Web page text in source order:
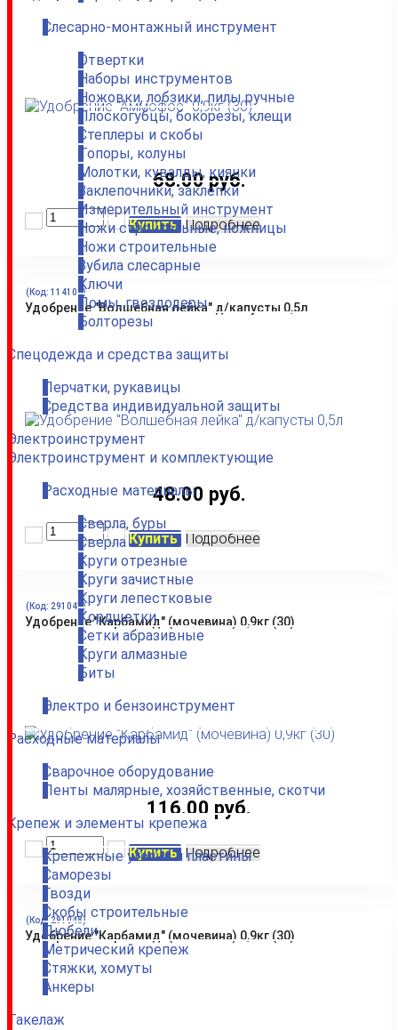
Слесарно-монтажный инструмент
Отвертки
Наборы инструментов
Ножовки, лобзики, пилы ручные
Плоскогубцы, бокорезы, клещи
Степлеры и скобы
Топоры, колуны
Молотки, кувалды, киянки
Заклепочники, заклепки
Измерительный инструмент
Ножи строительные, ножницы
Ножи строительные
Зубила слесарные
Ключи
Ломы, гвоздодеры
Болторезы
Спецодежда и средства защиты
Перчатки, рукавицы
Средства индивидуальной защиты
Электроинструмент
Электроинструмент и комплектующие
Расходные материалы
Сверла, буры
Сверла
Круги отрезные
Круги зачистные
Круги лепестковые
Кордщетки
Сетки абразивные
Круги алмазные
Биты
Электро и бензоинструмент
Расходные материалы
Сварочное оборудование
Ленты малярные, хозяйственные, скотчи
Крепеж и элементы крепежа
Крепежные уголки и пластины
Саморезы
Гвозди
Скобы строительные
Дюбели
Метрический крепеж
Стяжки, хомуты
Анкеры
Такелаж
68.00 руб.
Купить Подробнее
Удобрение "Волшебная лейка" д/капусты 0,5л
(Код: 114106)
48.00 руб.
Купить Подробнее
Удобрение "Карбамид" (мочевина) 0,9кг (30)
(Код: 291041)
116.00 руб.
Купить Подробнее
Удобрение "Карбамид" (мочевина) 0,9кг (30)
(Код:291048)